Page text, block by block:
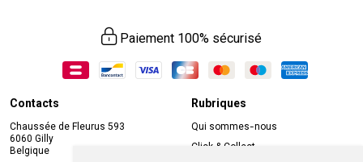
Paiement 100% sécurisé
Contacts
Chaussée de Fleurus 593
6060 Gilly
Belgique
Rubriques
Qui sommes-nous
Click & Collect